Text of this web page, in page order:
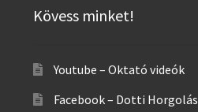
Kövess minket!
Youtube – Oktató videók
Facebook – Dotti Horgolás